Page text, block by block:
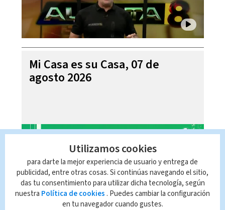
Mi Casa es su Casa, 07 de
agosto 2026
Utilizamos cookies
para darte la mejor experiencia de usuario y entrega de
publicidad, entre otras cosas. Si continúas navegando el sitio,
das tu consentimiento para utilizar dicha tecnología, según
nuestra Política de cookies . Puedes cambiar la configuración
en tu navegador cuando gustes.